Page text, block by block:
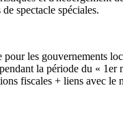
spectacle spéciales.
pour les gouvernements
la période du « 1er
fiscales + liens avec le